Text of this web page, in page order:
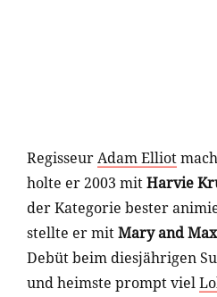
RegisseurAdam Elliot
holte er 2003 mitHarvie
der Kategorie bester
stellte er mitMary and Max
Debüt beim diesjährigen
und heimste prompt viel